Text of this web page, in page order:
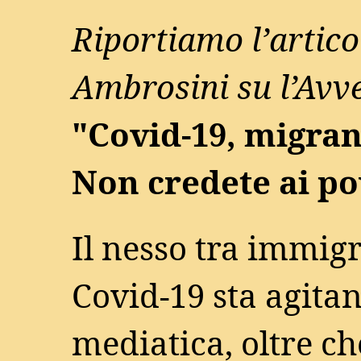
Riportiamo
Ambrosini su
"Covid-19,
Non credete ai
Il nesso tra
Covid-19 sta
mediatica, oltre